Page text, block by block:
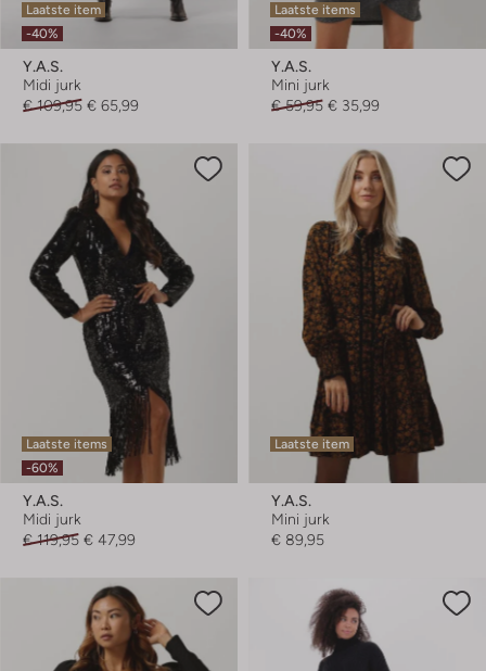
Laatste item
-40%
Y.a.s.
Midi jurk
€ 109,95 € 65,99
Laatste items
-40%
Y.a.s.
Mini jurk
€ 59,95 € 35,99
Laatste items
-60%
Y.a.s.
Midi jurk
€ 119,95 € 47,99
Laatste item
Y.a.s.
Mini jurk
€ 89,95